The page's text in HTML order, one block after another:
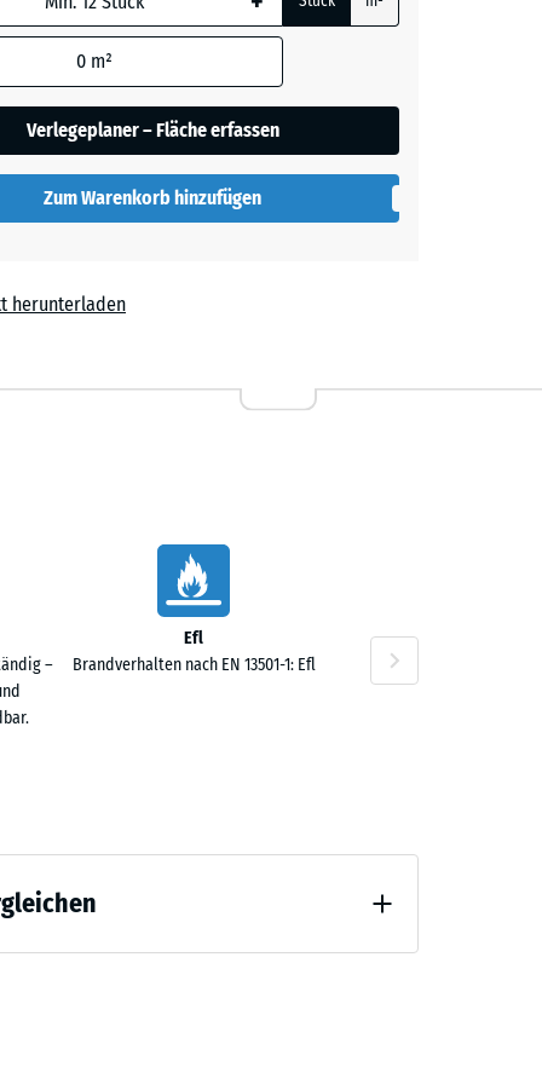
+ € 0,50
0 m²
Verlegeplaner – Fläche erfassen
Zum Warenkorb hinzufügen
herunterladen
–
Efl
Brandverhalten nach EN 13501-1: Efl